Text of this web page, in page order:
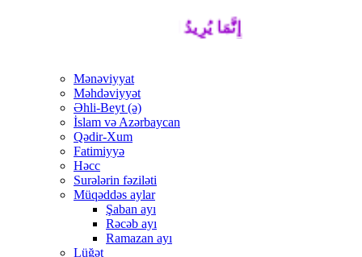
إِنَّمَا يُرِيدُ اللَّهُ لِيُذْهِبَ عَنْكُمُ الرِّجْسَ
Mənəviyyat
Məhdəviyyət
Əhli-Beyt (ə)
İslam və Azərbaycan
Qədir-Xum
Fatimiyyə
Həcc
Surələrin fəziləti
Müqəddəs aylar
Şaban ayı
Rəcəb ayı
Ramazan ayı
Lüğət